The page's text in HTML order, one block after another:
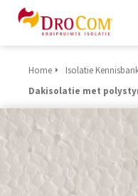
Home Isolatie
Dakisolatie met